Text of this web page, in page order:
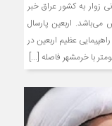
زوار به کشور عراق خبر
اربعین پارسال
عظیم اربعین در